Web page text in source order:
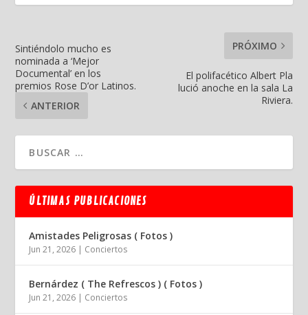
Sintiéndolo mucho es
nominada a ‘Mejor
Documental’ en los
premios Rose D’or Latinos.
ANTERIOR
PRÓXIMO
El polifacético Albert Pla
lució anoche en la sala La
Riviera.
ÚLTIMAS PUBLICACIONES
Amistades Peligrosas ( Fotos )
Jun 21, 2026 | Conciertos
Bernárdez ( The Refrescos ) ( Fotos )
Jun 21, 2026 | Conciertos